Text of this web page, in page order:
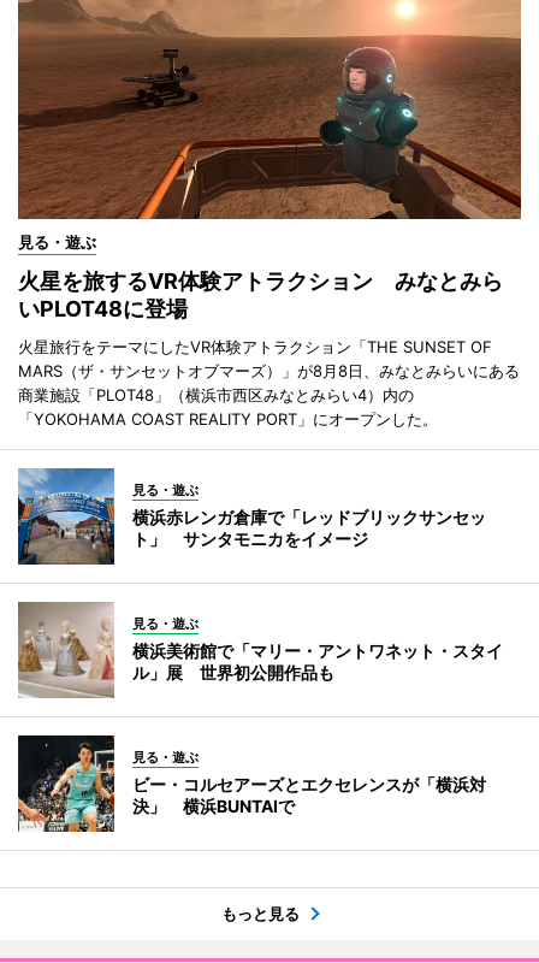
見る・遊ぶ
火星を旅するVR体験アトラクション みなとみら
いPLOT48に登場
火星旅行をテーマにしたVR体験アトラクション「THE SUNSET OF
MARS（ザ・サンセットオブマーズ）」が8月8日、みなとみらいにある
商業施設「PLOT48」（横浜市西区みなとみらい4）内の
「YOKOHAMA COAST REALITY PORT」にオープンした。
見る・遊ぶ
横浜赤レンガ倉庫で「レッドブリックサンセッ
ト」 サンタモニカをイメージ
見る・遊ぶ
横浜美術館で「マリー・アントワネット・スタイ
ル」展 世界初公開作品も
見る・遊ぶ
ビー・コルセアーズとエクセレンスが「横浜対
決」 横浜BUNTAIで
もっと見る